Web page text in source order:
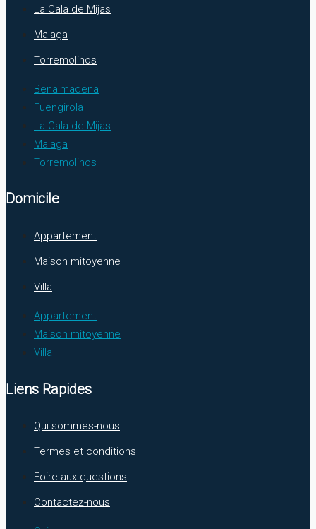
La Cala de Mijas
Malaga
Torremolinos
Benalmadena
Fuengirola
La Cala de Mijas
Malaga
Torremolinos
Domicile
Appartement
Maison mitoyenne
Villa
Appartement
Maison mitoyenne
Villa
Liens Rapides
Qui sommes-nous
Termes et conditions
Foire aux questions
Contactez-nous